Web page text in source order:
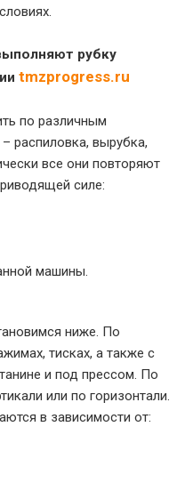
рубку
tmzprogress.ru
по различным
распиловка, вырубка,
все они повторяют
силе:
машины.
ниже. По
тисках, а также с
и под прессом. По
или по горизонтали.
в зависимости от: